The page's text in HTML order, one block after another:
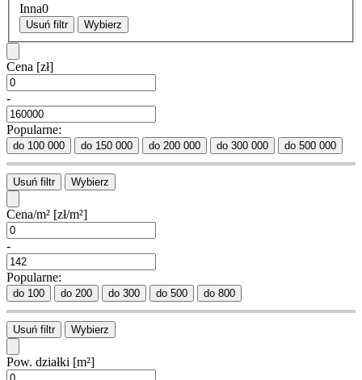
Inna0
Usuń filtr Wybierz
Cena [zł]
-
Popularne:
do 100 000 do 150 000 do 200 000 do 300 000 do 500 000
Usuń filtr Wybierz
Cena/m² [zł/m²]
-
Popularne:
do 100 do 200 do 300 do 500 do 800
Usuń filtr Wybierz
Pow. działki [m²]